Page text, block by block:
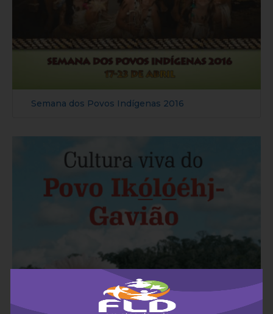
Semana dos Povos Indígenas 2016